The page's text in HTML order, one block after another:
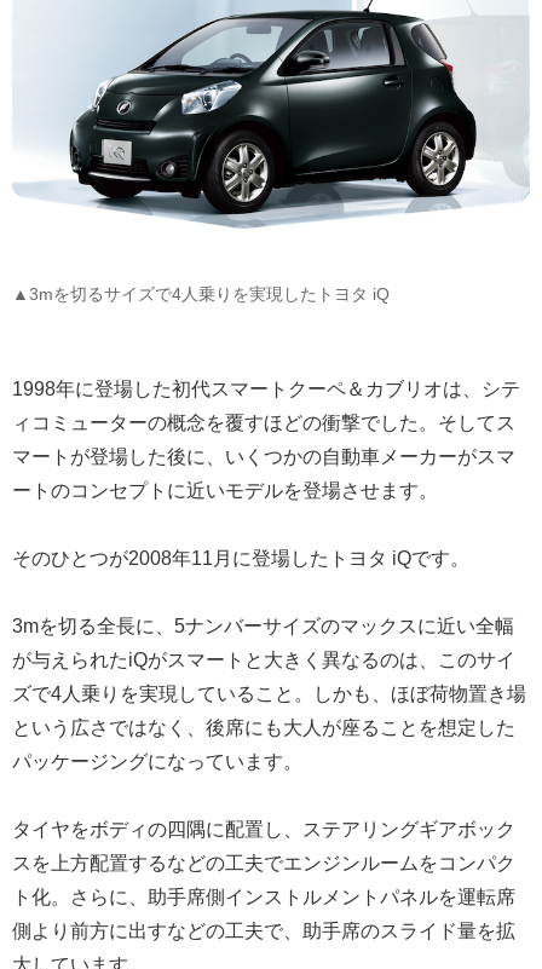
▲3mを切るサイズで4人乗りを実現したトヨタ iQ
1998年に登場した初代スマートクーペ＆カブリオは、シテ
ィコミューターの概念を覆すほどの衝撃でした。そしてス
マートが登場した後に、いくつかの自動車メーカーがスマ
ートのコンセプトに近いモデルを登場させます。
そのひとつが2008年11月に登場したトヨタ iQです。
3mを切る全長に、5ナンバーサイズのマックスに近い全幅
が与えられたiQがスマートと大きく異なるのは、このサイ
ズで4人乗りを実現していること。しかも、ほぼ荷物置き場
という広さではなく、後席にも大人が座ることを想定した
パッケージングになっています。
タイヤをボディの四隅に配置し、ステアリングギアボック
スを上方配置するなどの工夫でエンジンルームをコンパク
ト化。さらに、助手席側インストルメントパネルを運転席
側より前方に出すなどの工夫で、助手席のスライド量を拡
大しています。